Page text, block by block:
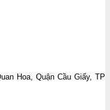
Hoa, Quận Cầu Giấy, TP